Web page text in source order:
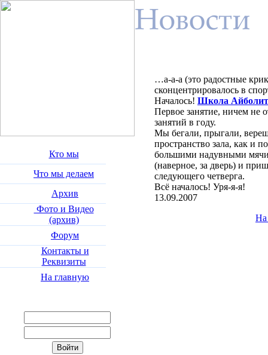
Кто мы
Что мы делаем
Архив
Фото и Видео
(архив)
Форум
Контакты и
Реквизиты
На главную
…а-а-а (это радостные
сконцентрировалось в
Началось! Школа
Первое занятие, ничем не
занятий в году.
Мы бегали, прыгали,
пространство зала, как и
большими надувными
(наверное, за дверь) и
следующего четверга.
Всё началось! Уря-я-я!
13.09.2007
На